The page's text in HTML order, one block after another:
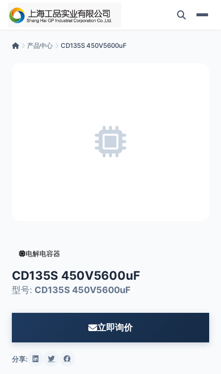
产品中心 CD135S 450V5600uF
电解电容器
CD135S 450V5600uF
型号: CD135S 450V5600uF
立即询价
分享: